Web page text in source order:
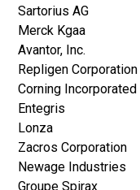
Sartorius AG
Merck Kgaa
Avantor, Inc.
Repligen Corporation
Corning Incorporated
Entegris
Lonza
Zacros Corporation
Newage Industries
Groupe Spirax